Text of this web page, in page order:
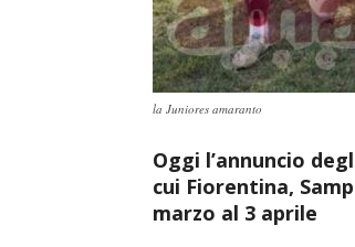
la Juniores amaranto
Oggi l’annuncio
cui Fiorentina,
marzo al 3 aprile